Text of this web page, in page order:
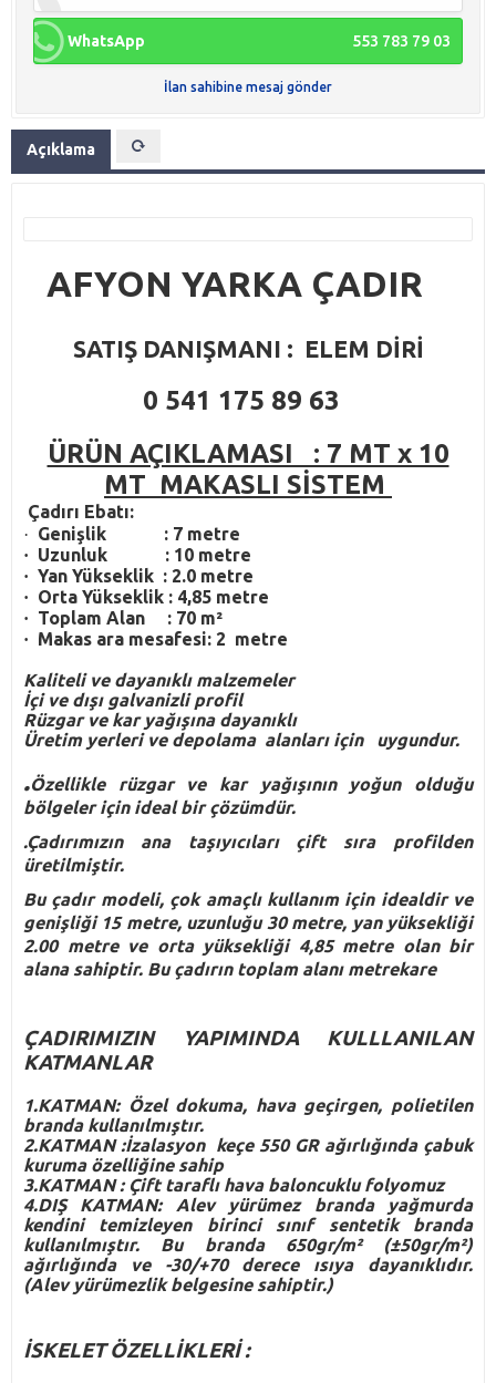
WhatsApp 553 783 79 03
İlan sahibine mesaj gönder
Açıklama
AFYON YARKA ÇADIR
SATIŞ DANIŞMANI : ELEM DİRİ
0 541 175 89 63
ÜRÜN AÇIKLAMASI : 7 MT x 10
MT MAKASLI SİSTEM
Çadırı Ebatı:
Genişlik : 7 metre
Uzunluk : 10 metre
Yan Yükseklik : 2.0 metre
Orta Yükseklik : 4,85 metre
Toplam Alan : 70 m²
Makas ara mesafesi: 2 metre
Kaliteli ve dayanıklı malzemeler
İçi ve dışı galvanizli profil
Rüzgar ve kar yağışına dayanıklı
Üretim yerleri ve depolama alanları için uygundur.
.Özellikle rüzgar ve kar yağışının yoğun olduğu
bölgeler için ideal bir çözümdür.
.Çadırımızın ana taşıyıcıları çift sıra profilden
üretilmiştir.
Bu çadır modeli, çok amaçlı kullanım için idealdir ve
genişliği 15 metre, uzunluğu 30 metre, yan yüksekliği
2.00 metre ve orta yüksekliği 4,85 metre olan bir
alana sahiptir. Bu çadırın toplam alanı metrekare
ÇADIRIMIZIN YAPIMINDA KULLLANILAN
KATMANLAR
1.KATMAN: Özel dokuma, hava geçirgen, polietilen
branda kullanılmıştır.
2.KATMAN :İzalasyon keçe 550 GR ağırlığında çabuk
kuruma özelliğine sahip
3.KATMAN : Çift taraflı hava baloncuklu folyomuz
4.DIŞ KATMAN: Alev yürümez branda yağmurda
kendini temizleyen birinci sınıf sentetik branda
kullanılmıştır. Bu branda 650gr/m² (±50gr/m²)
ağırlığında ve -30/+70 derece ısıya dayanıklıdır.
(Alev yürümezlik belgesine sahiptir.)
İSKELET ÖZELLİKLERİ :